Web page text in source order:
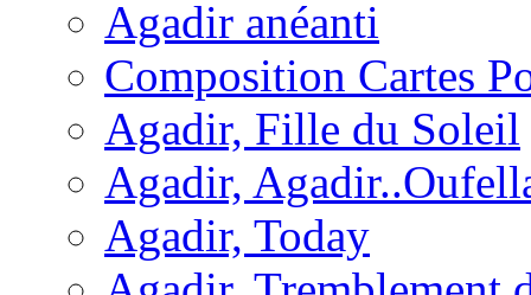
Agadir anéanti
Composition Cartes
Agadir, Fille du Soleil
Agadir,
Agadir, Today